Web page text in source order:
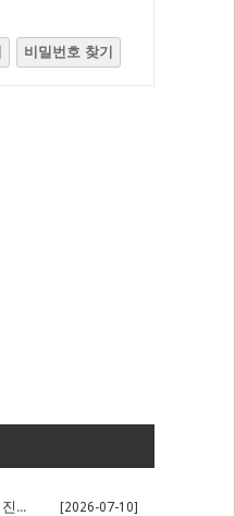
비밀번호 찾기
🌍 경기 AI 스타트업 해외 진출 판... [2026-07-10]